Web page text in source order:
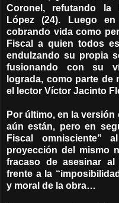
Coronel, refutando la
López (24). Luego
cobrando vida como
Fiscal a quien todos
endulzando su propia
fusionando con su
lograda, como parte de
el lector Víctor Jacinto
Por último, en la
aún están, pero en
Fiscal omnisciente”
proyección del mismo
fracaso de asesinar
frente a la
y moral de la obra…